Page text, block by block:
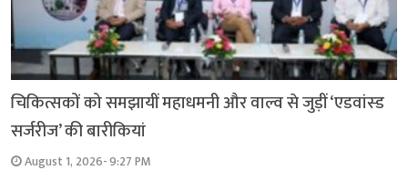
चिकित्सकों को समझायीं महाधमनी और वाल्व से जुड़ीं ‘एडवांस्ड
सर्जरीज’ की बारीकियां
August 1, 2026- 9:27 PM